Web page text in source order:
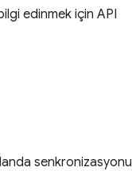
edinmek için API
senkronizasyonu